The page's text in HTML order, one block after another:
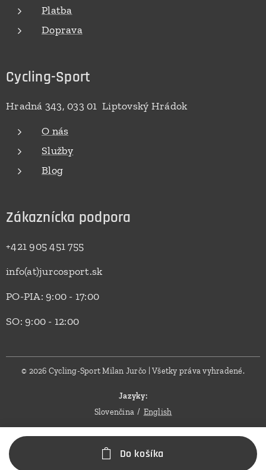
Do košíka
Platba
Doprava
Cycling-Sport
Hradná 343, 033 01 Liptovský Hrádok
O nás
Služby
Blog
Zákaznícka podpora
+421 905 451 755
info(at)jurcosport.sk
PO-PIA: 9:00 - 17:00
SO: 9:00 - 12:00
© 2026 Cycling-Sport Milan Jurčo | Všetky práva vyhradené.
Jazyky
Slovenčina
English